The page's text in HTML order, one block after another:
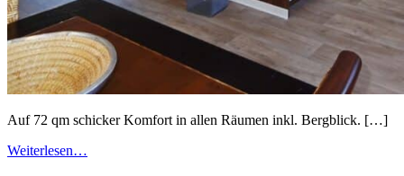
Auf 72 qm schicker Komfort in allen Räumen inkl. Bergblick. […]
Weiterlesen…